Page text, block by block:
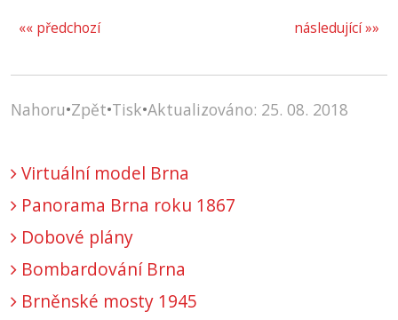
následující »»
«« předchozí
Nahoru•Zpět•Tisk•Aktualizováno: 25. 08. 2018
Virtuální model Brna
Panorama Brna roku 1867
Dobové plány
Bombardování Brna
Brněnské mosty 1945